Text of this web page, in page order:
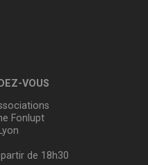
VOUS
Fonlupt
partir de 18h30